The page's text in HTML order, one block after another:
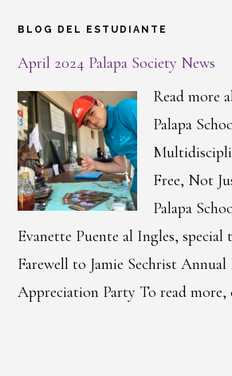
BLOG DEL ESTUDIANTE
April 2024 Palapa Society News
Read more
Palapa
Free, Not
Palapa
Evanette Puente al Ingles, special
Farewell to Jamie Sechrist
Appreciation Party To read more,